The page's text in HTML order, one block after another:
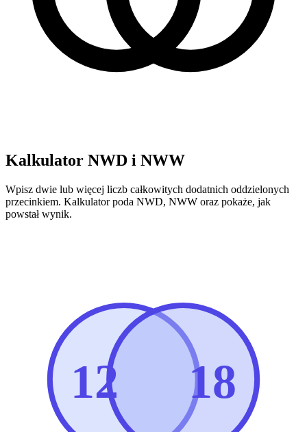
Kalkulator NWD i NWW
Wpisz dwie lub więcej liczb całkowitych dodatnich oddzielonych
przecinkiem. Kalkulator poda NWD, NWW oraz pokaże, jak
powstał wynik.
12 18